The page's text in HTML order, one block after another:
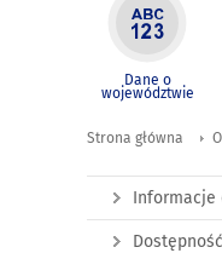
Dane o
województwie
Strona główna
Informacje
Dostępność